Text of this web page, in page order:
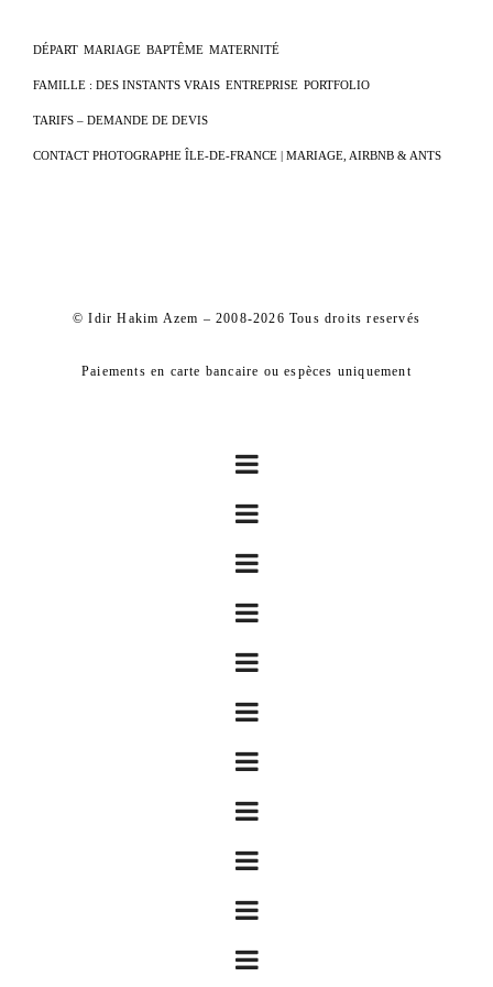
DÉPART MARIAGE BAPTÊME MATERNITÉ
FAMILLE : DES INSTANTS VRAIS ENTREPRISE PORTFOLIO
TARIFS – DEMANDE DE DEVIS
CONTACT PHOTOGRAPHE ÎLE-DE-FRANCE | MARIAGE, AIRBNB & ANTS
© Idir Hakim Azem – 2008-2026 Tous droits reservés
Paiements en carte bancaire ou espèces uniquement